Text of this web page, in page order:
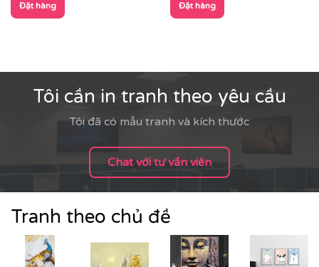
Đặt hàng Đặt hàng
Tôi cần in tranh theo yêu cầu
Tôi đã có mẫu tranh và kích thước
Chat với tư vấn viên
Tranh theo chủ đề